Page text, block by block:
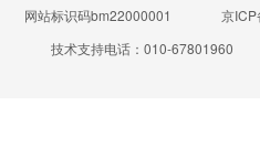
网站标识码bm22000001
京
技术支持电话：010-67801960